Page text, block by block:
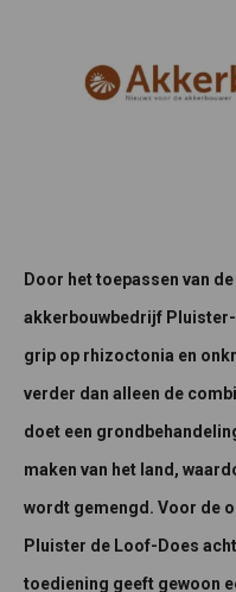
Door het toepassen van
akkerbouwbedrijf
grip op rhizoctonia en
verder dan alleen de
doet een
maken van het land,
wordt gemengd. Voor de
Pluister de Loof-Does
toediening geeft gewoon